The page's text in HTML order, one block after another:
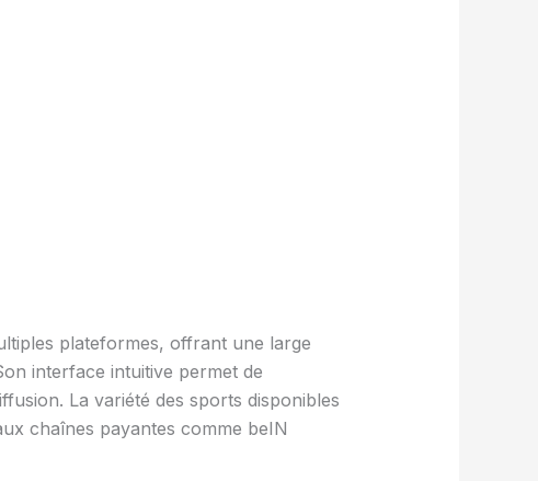
plateformes, offrant une large
interface intuitive permet de
La variété des sports disponibles
chaînes payantes comme beIN